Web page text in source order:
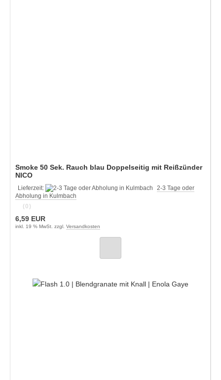
Smoke 50 Sek. Rauch blau Doppelseitig mit Reißzünder
NICO
Lieferzeit:
2-3 Tage oder
Abholung in Kulmbach
(0)
6,59 EUR
inkl. 19 % MwSt. zzgl. Versandkosten